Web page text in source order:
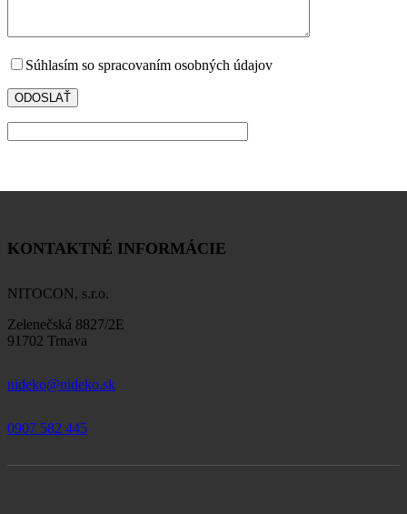
Súhlasím so spracovaním osobných údajov
KONTAKTNÉ INFORMÁCIE
NITOCON, s.r.o.
Zelenečská 8827/2E
91702 Trnava
nideko@nideko.sk
0907 582 445